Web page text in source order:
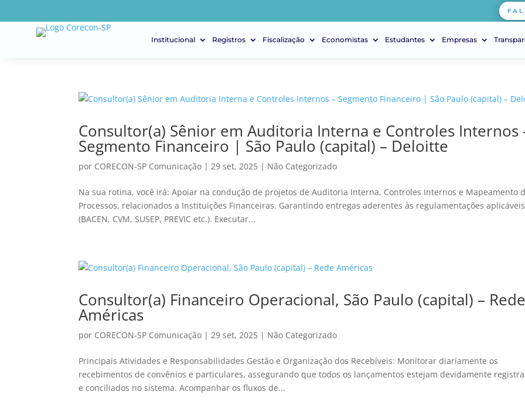
Institucional Registros Fiscalização Economistas Estudantes Empresas
Consultor(a) Sênior em Auditoria Interna e Controles Internos
Segmento Financeiro | São Paulo (capital) – Deloitte
por CORECON-SP Comunicação |29 set, 2025 | Não Categorizado
Na sua rotina, você irá: Apoiar na condução de projetos de Auditoria Interna, Controles Internos e Mapeamento
Processos, relacionados a Instituições Financeiras. Garantindo entregas aderentes às regulamentações aplicáveis
(BACEN, CVM, SUSEP, PREVIC etc.). Executar...
Consultor(a) Financeiro Operacional, São Paulo (capital) – Rede
Américas
por CORECON-SP Comunicação |29 set, 2025 | Não Categorizado
Principais Atividades e Responsabilidades Gestão e Organização dos Recebíveis: Monitorar diariamente os
recebimentos de convênios e particulares, assegurando que todos os lançamentos estejam devidamente
e conciliados no sistema. Acompanhar os fluxos de...